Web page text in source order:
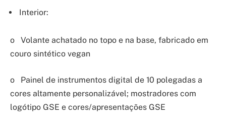
Interior:
o Volante achatado no topo e na base, fabricado em
couro sintético vegan
o Painel de instrumentos digital de 10 polegadas a
cores altamente personalizável; mostradores com
logótipo GSE e cores/apresentações GSE